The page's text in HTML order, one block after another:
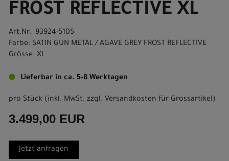
FROST REFLECTIVE XL
Art.Nr. 93924-5105
Farbe: SATIN GUN METAL / AGAVE GREY FROST REFLECTIVE
Grösse: XL
Lieferbar in ca. 5-8 Werktagen
pro Stück (inkl. MwSt. zzgl. Versandkosten für Grossartikel)
3.499,00 EUR
Jetzt anfragen